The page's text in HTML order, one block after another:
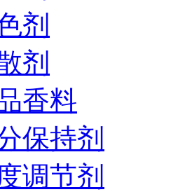
剂
剂
香料
保持剂
调节剂